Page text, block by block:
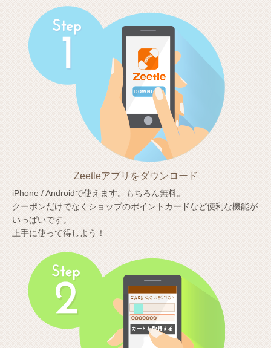
Zeetleアプリをダウンロード
iPhone / Androidで使えます。もちろん無料。
クーポンだけでなくショップのポイントカードなど便利な機能が
いっぱいです。
上手に使って得しよう！